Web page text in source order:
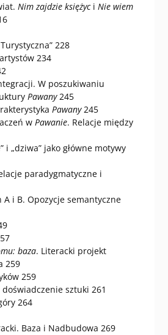
Nim zajdzie księżyci Nie wiem
228
234
W poszukiwaniu
Pawany245
Pawany245
w Pawanie. Relacje między
i „dziwa” jako główne motywy
paradygmatyczne i
i B. Opozycje semantyczne
baza. Literacki projekt
259
259
sztuki 261
264
Baza i Nadbudowa 269